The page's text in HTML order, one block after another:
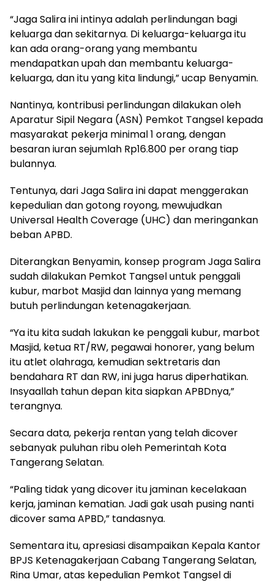
“Jaga Salira ini intinya adalah perlindungan bagi
keluarga dan sekitarnya. Di keluarga-keluarga itu
kan ada orang-orang yang membantu
mendapatkan upah dan membantu keluarga-
keluarga, dan itu yang kita lindungi,” ucap Benyamin.
Nantinya, kontribusi perlindungan dilakukan oleh
Aparatur Sipil Negara (ASN) Pemkot Tangsel kepada
masyarakat pekerja minimal 1 orang, dengan
besaran iuran sejumlah Rp16.800 per orang tiap
bulannya.
Tentunya, dari Jaga Salira ini dapat menggerakan
kepedulian dan gotong royong, mewujudkan
Universal Health Coverage (UHC) dan meringankan
beban APBD.
Diterangkan Benyamin, konsep program Jaga Salira
sudah dilakukan Pemkot Tangsel untuk penggali
kubur, marbot Masjid dan lainnya yang memang
butuh perlindungan ketenagakerjaan.
“Ya itu kita sudah lakukan ke penggali kubur, marbot
Masjid, ketua RT/RW, pegawai honorer, yang belum
itu atlet olahraga, kemudian sektretaris dan
bendahara RT dan RW, ini juga harus diperhatikan.
Insyaallah tahun depan kita siapkan APBDnya,”
terangnya.
Secara data, pekerja rentan yang telah dicover
sebanyak puluhan ribu oleh Pemerintah Kota
Tangerang Selatan.
“Paling tidak yang dicover itu jaminan kecelakaan
kerja, jaminan kematian. Jadi gak usah pusing nanti
dicover sama APBD,” tandasnya.
Sementara itu, apresiasi disampaikan Kepala Kantor
BPJS Ketenagakerjaan Cabang Tangerang Selatan,
Rina Umar, atas kepedulian Pemkot Tangsel di